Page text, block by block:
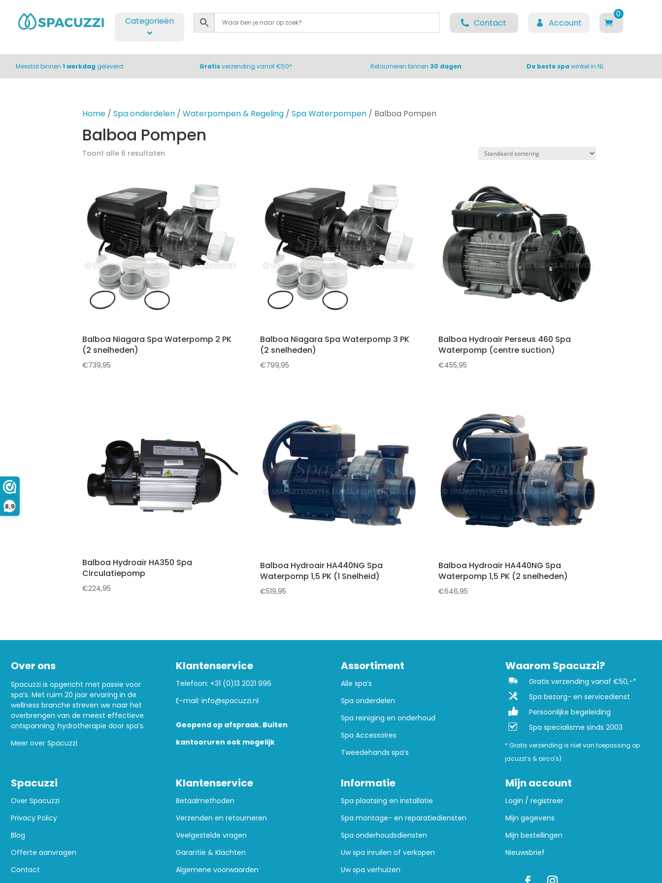
8,9
Contact Account
0
Meestal binnen 1 werkdag geleverd Gratisverzending vanaf €50* Retourneren binnen 30 dagen De beste spa winkel in NL
Home/ Spa onderdelen/ Waterpompen & Regeling/ Spa Waterpompen/ Balboa Pompen
Balboa Pompen
Toont alle 6 resultaten
Balboa Niagara Spa Waterpomp 2 PK
(2 snelheden)
€739,95
Balboa Niagara Spa Waterpomp 3 PK
(2 snelheden)
€799,95
Balboa Hydroair Perseus 460 Spa
Waterpomp (centre suction)
€455,95
Balboa Hydroair HA350 Spa
Circulatiepomp
€224,95
Balboa Hydroair HA440NG Spa
Waterpomp 1,5 PK (1 Snelheid)
€519,95
Balboa Hydroair HA440NG Spa
Waterpomp 1,5 PK (2 snelheden)
€646,95
Over ons
Spacuzzi is opgericht met passie voor
spa’s. Met ruim 20 jaar ervaring in de
wellness branche streven we naar het
overbrengen van de meest effectieve
ontspanning: hydrotherapie door spa’s.
Meer over Spacuzzi
Klantenservice
Telefoon: +31 (0)13 2021 996
E-mail: info@spacuzzi.nl
Geopend op afspraak. Buiten
kantooruren ook mogelijk
Assortiment
Alle spa’s
Spa onderdelen
Spa reiniging en onderhoud
Spa Accessoires
Tweedehands spa’s
Waarom Spacuzzi?
Gratis verzending vanaf €50,-*
Spa bezorg- en servicedienst
Persoonlijke begeleiding
Spa specialisme sinds 2003
* Gratis verzending is niet van toepassing op
jacuzzi’s & airco’s)
Spacuzzi
Over Spacuzzi
Privacy Policy
Blog
Offerte aanvragen
Contact
Klantenservice
Betaalmethoden
Verzenden en retourneren
Veelgestelde vragen
Garantie & Klachten
Algemene voorwaarden
Informatie
Spa plaatsing en installatie
Spa montage- en reparatiediensten
Spa onderhoudsdiensten
Uw spa inruilen of verkopen
Uw spa verhuizen
Mijn account
Login / registreer
Mijn gegevens
Mijn bestellingen
Nieuwsbrief